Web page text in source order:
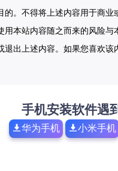
的。不得将上述内容用于商
用本站内容随之而来的风险
退出上述内容。如果您喜欢
手机安装软件遇
华为手机 小米手机